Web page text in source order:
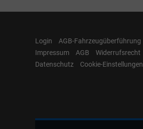
Login
AGB-Fahrzeugüberführung
Impressum
AGB
Widerrufsrecht
Datenschutz
Cookie-Einstellungen